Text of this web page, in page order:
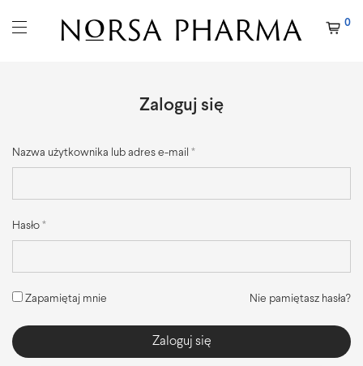
0
Zaloguj się
Nazwa użytkownika lub adres e-mail *
Hasło *
Zapamiętaj mnie Nie pamiętasz hasła?
Zaloguj się
Adres email
Akceptujęregulamin sklepu. *
Dołączając do newslettera Norsa Pharma, wyrażasz zgodę na